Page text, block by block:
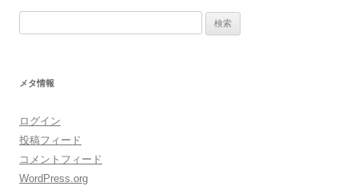
メタ情報
ログイン
投稿フィード
コメントフィード
WordPress.org